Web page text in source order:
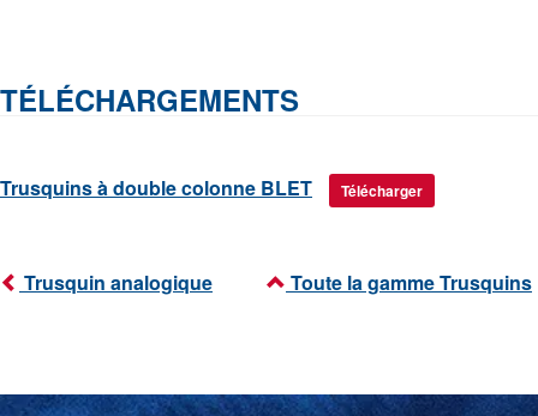
TÉLÉCHARGEMENTS
Trusquins à double colonne BLET Télécharger
Trusquin analogique Toute la gamme Trusquins